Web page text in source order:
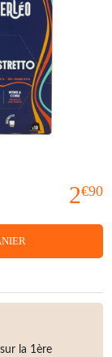
2€90
sur la 1ère